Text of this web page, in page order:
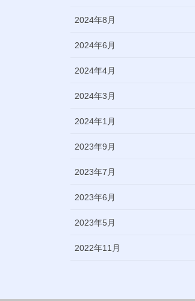
2024年8月
2024年6月
2024年4月
2024年3月
2024年1月
2023年9月
2023年7月
2023年6月
2023年5月
2022年11月